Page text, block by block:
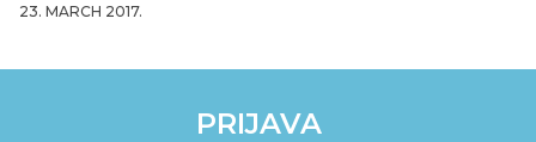
23. MARCH 2017.
PRIJAVA